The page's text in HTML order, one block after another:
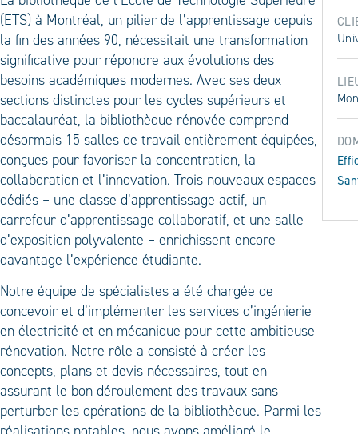
(ETS) à Montréal, un pilier de l’apprentissage depuis
la fin des années 90, nécessitait une transformation
significative pour répondre aux évolutions des
besoins académiques modernes. Avec ses deux
sections distinctes pour les cycles supérieurs et
baccalauréat, la bibliothèque rénovée comprend
désormais 15 salles de travail entièrement équipées,
conçues pour favoriser la concentration, la
collaboration et l’innovation. Trois nouveaux espaces
dédiés – une classe d’apprentissage actif, un
carrefour d’apprentissage collaboratif, et une salle
d’exposition polyvalente – enrichissent encore
davantage l’expérience étudiante.
Notre équipe de spécialistes a été chargée de
concevoir et d’implémenter les services d’ingénierie
en électricité et en mécanique pour cette ambitieuse
rénovation. Notre rôle a consisté à créer les
concepts, plans et devis nécessaires, tout en
assurant le bon déroulement des travaux sans
perturber les opérations de la bibliothèque. Parmi les